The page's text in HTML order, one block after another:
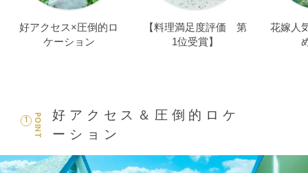
好アクセス×圧倒的ロ
ケーション
【料理満足度評価 第
1位受賞】
花嫁人
POINT
1
好アクセス＆圧倒的ロケ
ーション